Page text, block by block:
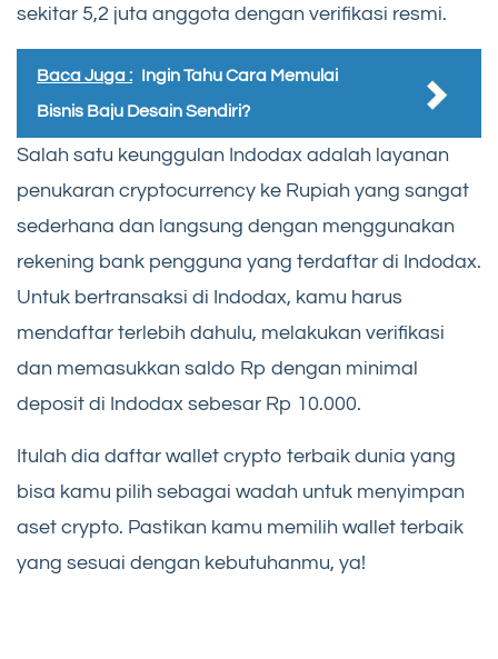
sekitar 5,2 juta anggota dengan verifikasi resmi.
Baca Juga : Ingin Tahu Cara Memulai
Bisnis Baju Desain Sendiri?
Salah satu keunggulan Indodax adalah layanan
penukaran cryptocurrency ke Rupiah yang sangat
sederhana dan langsung dengan menggunakan
rekening bank pengguna yang terdaftar di Indodax.
Untuk bertransaksi di Indodax, kamu harus
mendaftar terlebih dahulu, melakukan verifikasi
dan memasukkan saldo Rp dengan minimal
deposit di Indodax sebesar Rp 10.000.
Itulah dia daftar wallet crypto terbaik dunia yang
bisa kamu pilih sebagai wadah untuk menyimpan
aset crypto. Pastikan kamu memilih wallet terbaik
yang sesuai dengan kebutuhanmu, ya!